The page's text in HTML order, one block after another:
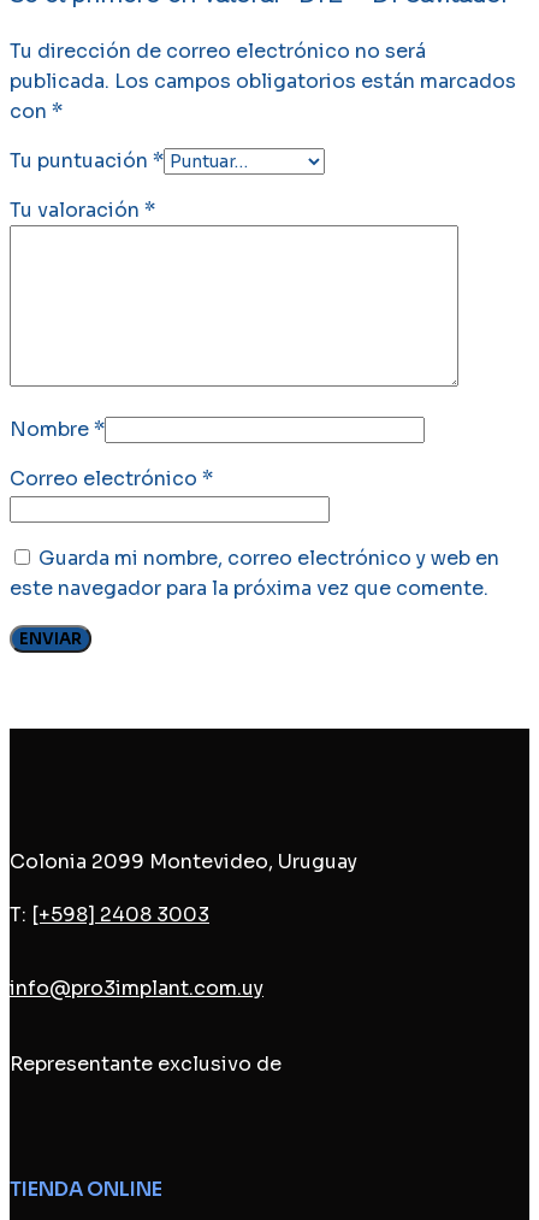
Tu dirección de correo electrónico no será
publicada. Los campos obligatorios están marcados
con *
Tu puntuación *
Tu valoración *
Nombre*
Correo electrónico *
Guarda mi nombre, correo electrónico y web en
este navegador para la próxima vez que comente.
Colonia 2099 Montevideo, Uruguay
T: [+598] 2408 3003
info@pro3implant.com.uy
Representante exclusivo de
TIENDA ONLINE